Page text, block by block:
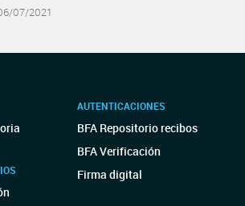
07/2021
AUTENTICACIONES
BFA Repositorio recibos
BFA Verificación
Firma digital